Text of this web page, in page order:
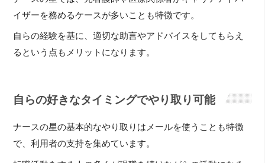
イザーを務めるケースが多いことも特徴です。
自らの経験を基に、適切な助言やアドバイスをしてもらえ
るという点もメリットになります。
自らの好きなタイミングでやり取り可能
ナースの星の基本的なやり取りはメールを使うことも特徴
で、利用者の支持を集めています。